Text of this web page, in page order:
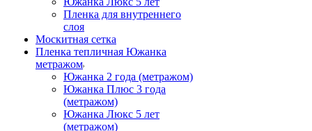
Пленка для внутреннего
слоя
Москитная сетка
Пленка тепличная Южанка
метражом
Южанка 2 года (метражом)
Южанка Плюс 3 года
(метражом)
Южанка Люкс 5 лет
(метражом)